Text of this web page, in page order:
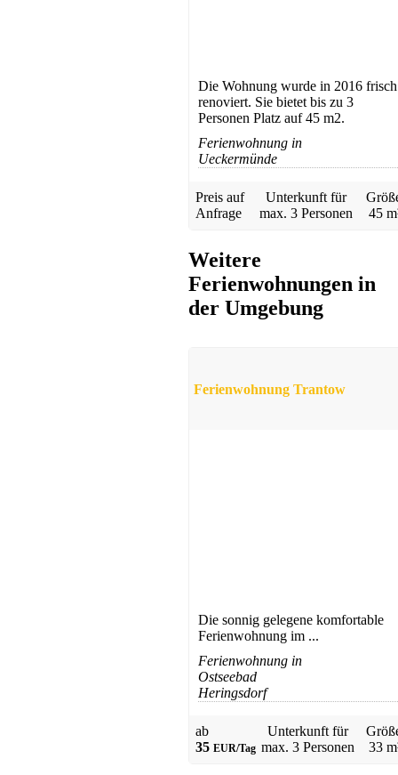
ab 50 EUR/Tag
Apartmenthaus
Zinnowitz
Preis auf Anfrage
Gästehaus
Zinnowitz
Die Wohnung wurde in 2016 frisch
renoviert. Sie bietet bis zu 3
Personen Platz auf 45 m2.
Ferienwohnung in
Ueckermünde
Preis auf
Anfrage
Unterkunft für
max.3 Personen
45
Weitere
Ferienwohnungen in
der Umgebung
Ferienwohnung Trantow
Die sonnig gelegene komfortable
Ferienwohnung im ...
Ferienwohnung in
Ostseebad
Heringsdorf
ab
35 EUR/Tag
Unterkunft für
max. 3 Personen
33